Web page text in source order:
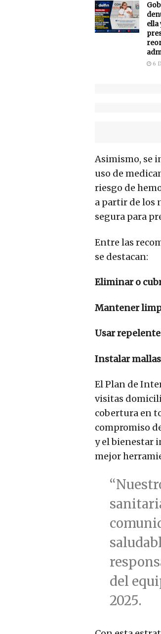
ella
6
Asimismo, se
uso de
riesgo de
a partir de los
segura para
Entre las
se destacan:
Eliminar o
Mantener
Usar
Instalar
El Plan de
visitas
cobertura en
compromiso
y el bienestar
mejor
del
2025.